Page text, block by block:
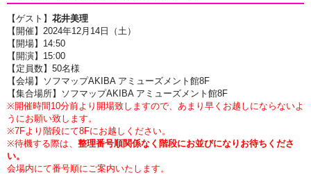
【ゲスト】 花井美理
【開催】2024年12月14日（土）
【開場】14:50
【開演】15:00
【定員数】50名様
【会場】ソフマップAKIBA アミューズメント館8F
【集合場所】ソフマップAKIBA アミューズメント館8F
※開催時間10分前より開場致しますので、あまり早くお越しにならないよ
うにお願い致します。
※7Fより階段にて8Fにお越しください。
※待機する際は、 整理番号順関係なく階段にお並びになりお待ちくださ
い。
会場内にて番号順にご案内いたします。